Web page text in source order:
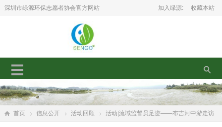
深圳市绿源环保志愿者协会官方网站 加入绿源: 收藏本站
首页 信息公开 活动回顾 活动|流域监督员足迹——布吉河中游走访